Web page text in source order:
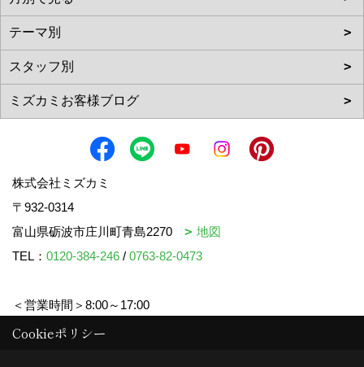
株式会社ミズカミ
〒932-0314
富山県砺波市庄川町青島2270
地図
TEL： 0120-384-246 / 0763-82-0473
＜営業時間＞8:00～17:00
＜定休日＞水曜日・祝日
Cookieポリシー